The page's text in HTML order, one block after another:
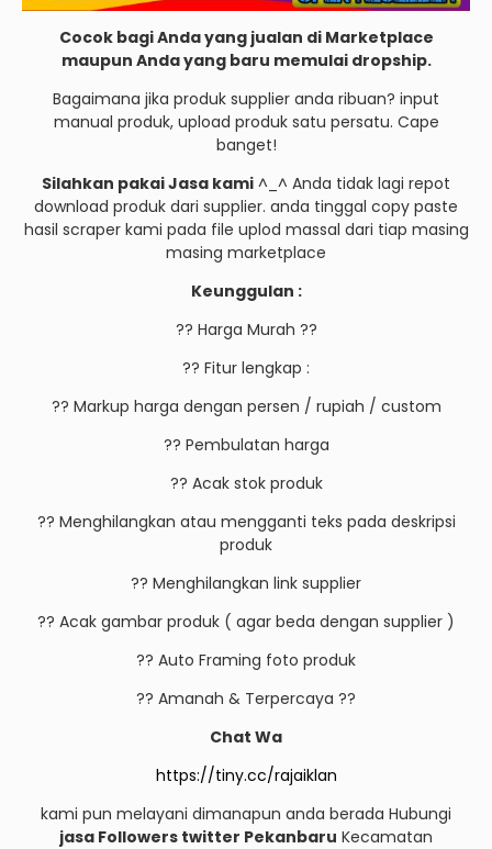
Cocok bagi Anda yang jualan di Marketplace
maupun Anda yang baru memulai dropship.
Bagaimana jika produk supplier anda ribuan? input
manual produk, upload produk satu persatu. Cape
banget!
Silahkan pakai Jasa kami ^_^ Anda tidak lagi repot
download produk dari supplier. anda tinggal copy paste
hasil scraper kami pada file uplod massal dari tiap masing
masing marketplace
Keunggulan :
?? Harga Murah ??
?? Fitur lengkap :
?? Markup harga dengan persen / rupiah / custom
?? Pembulatan harga
?? Acak stok produk
?? Menghilangkan atau mengganti teks pada deskripsi
produk
?? Menghilangkan link supplier
?? Acak gambar produk ( agar beda dengan supplier )
?? Auto Framing foto produk
?? Amanah & Terpercaya ??
Chat Wa
https://tiny.cc/rajaiklan
kami pun melayani dimanapun anda berada Hubungi
jasa Followers twitter Pekanbaru Kecamatan